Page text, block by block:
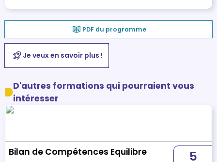
PDF du programme
Je veux en savoir plus !
D'autres formations qui pourraient vous
intéresser
Bilan de Compétences Equilibre 5